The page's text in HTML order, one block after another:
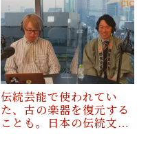
伝統芸能で使われてい
た、古の楽器を復元する
ことも。日本の伝統文…